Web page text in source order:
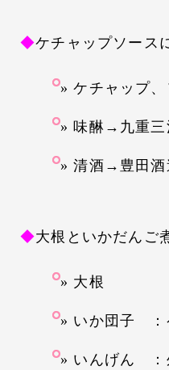
トマ
◆ケチャップソース
ケチャップ
味醂→九重三
清酒→豊田
◆大根といかだんご
大根 ：
いか団子
いんげん ：